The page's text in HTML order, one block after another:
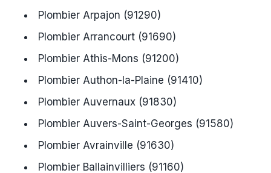
Plombier Arpajon (91290)
Plombier Arrancourt (91690)
Plombier Athis-Mons (91200)
Plombier Authon-la-Plaine (91410)
Plombier Auvernaux (91830)
Plombier Auvers-Saint-Georges (91580)
Plombier Avrainville (91630)
Plombier Ballainvilliers (91160)